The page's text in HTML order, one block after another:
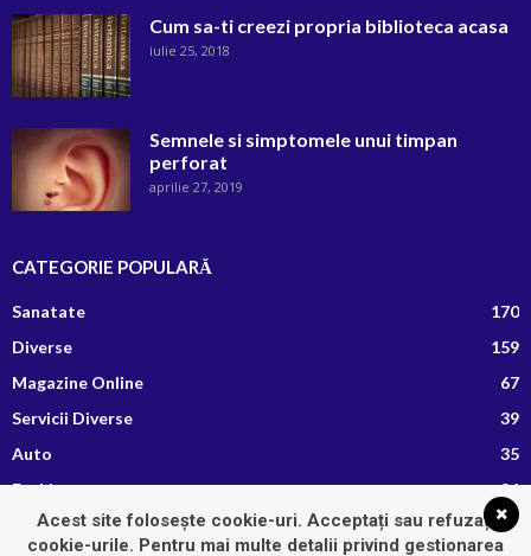
Cum sa-ti creezi propria biblioteca acasa
iulie 25, 2018
Semnele si simptomele unui timpan
perforat
aprilie 27, 2019
CATEGORIE POPULARĂ
Sanatate
170
Diverse
159
Magazine Online
67
Servicii Diverse
39
Auto
35
Fashion
26
Afaceri si Finante
13
Acest site folosește cookie-uri. Acceptați sau refuzați
cookie-urile. Pentru mai multe detalii privind gestionarea